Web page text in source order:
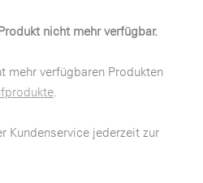
nicht mehr verfügbar.
mehr verfügbaren Produkten
.
Kundenservice jederzeit zur